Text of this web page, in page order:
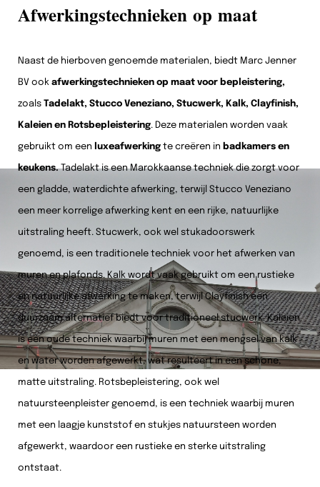
Afwerkingstechnieken op maat
Naast de hierboven genoemde materialen, biedt Marc Jenner
BV ook afwerkingstechnieken op maat voor bepleistering,
zoals Tadelakt, Stucco Veneziano, Stucwerk, Kalk, Clayfinish,
Kaleien en Rotsbepleistering. Deze materialen worden vaak
gebruikt om een luxeafwerking te creëren in badkamers en
keukens.Tadelakt is een Marokkaanse techniek die zorgt voor
een gladde, waterdichte afwerking, terwijl Stucco Veneziano
een meer korrelige afwerking kent en een rijke, natuurlijke
uitstraling heeft. Stucwerk, ook wel stukadoorswerk
genoemd, is een traditionele techniek voor het afwerken van
muren en plafonds. Kalk wordt vaak gebruikt om een rustieke
en natuurlijke afwerking te maken, terwijl Clayfinish een
duurzaam alternatief biedt voor traditioneel stucwerk. Kaleien
is een oude techniek waarbij muren met een mengsel van kalk
en water worden afgewerkt, wat resulteert in een schone,
matte uitstraling. Rotsbepleistering, ook wel
natuursteenpleister genoemd, is een techniek waarbij muren
met een laagje kunststof en stukjes natuursteen worden
afgewerkt, waardoor een rustieke en sterke uitstraling
ontstaat.